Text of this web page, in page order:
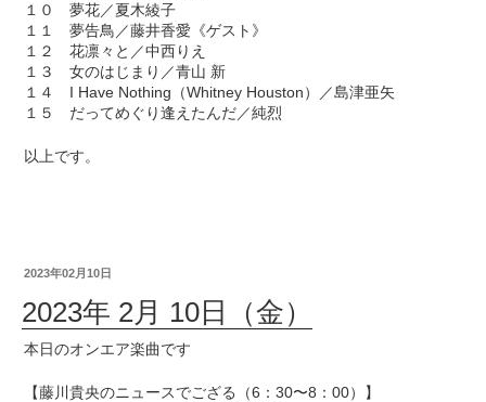
１０ 夢花／夏木綾子
１１ 夢告鳥／藤井香愛《ゲスト》
１２ 花凛々と／中西りえ
１３ 女のはじまり／青山 新
１４ I Have Nothing（Whitney Houston）／島津亜矢
１５ だってめぐり逢えたんだ／純烈
以上です。
2023年02月10日
2023年 2月 10日（金）
本日のオンエア楽曲です
【藤川貴央のニュースでござる（6：30〜8：00）】